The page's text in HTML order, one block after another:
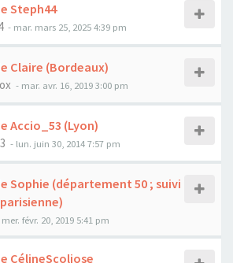
Steph44
- mar. mars 25, 2025 4:39 pm
Claire (Bordeaux)
- mar. avr. 16, 2019 3:00 pm
Accio_53 (Lyon)
- lun. juin 30, 2014 7:57 pm
Sophie (département 50 ; suivi
févr. 20, 2019 5:41 pm
CélineScoliose